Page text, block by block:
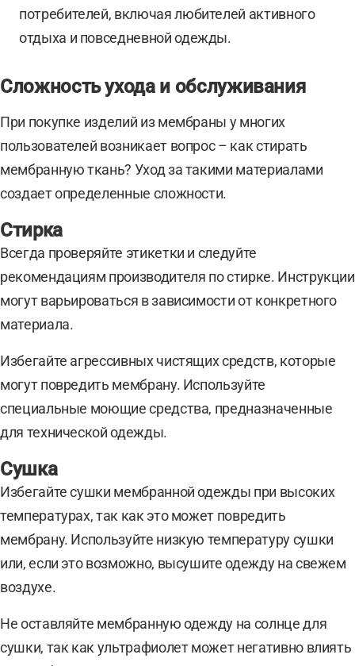
потребителей, включая любителей активного
отдыха и повседневной одежды.
Сложность ухода и обслуживания
При покупке изделий из мембраны у многих
пользователей возникает вопрос – как стирать
мембранную ткань? Уход за такими материалами
создает определенные сложности.
Стирка
Всегда проверяйте этикетки и следуйте
рекомендациям производителя по стирке. Инструкции
могут варьироваться в зависимости от конкретного
материала.
Избегайте агрессивных чистящих средств, которые
могут повредить мембрану. Используйте
специальные моющие средства, предназначенные
для технической одежды.
Сушка
Избегайте сушки мембранной одежды при высоких
температурах, так как это может повредить
мембрану. Используйте низкую температуру сушки
или, если это возможно, высушите одежду на свежем
воздухе.
Не оставляйте мембранную одежду на солнце для
сушки, так как ультрафиолет может негативно влиять